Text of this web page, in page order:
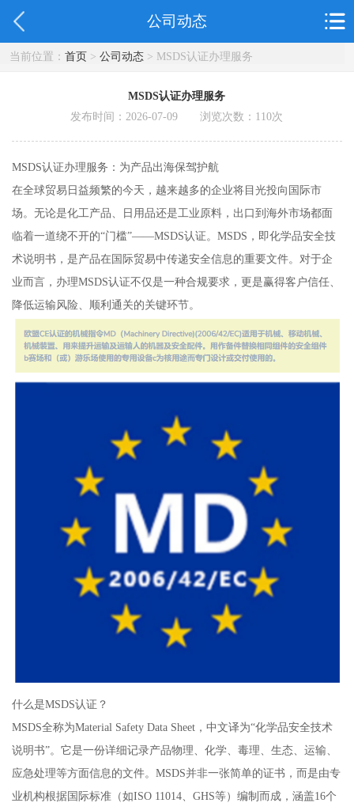
公司动态
当前位置： 首页> 公司动态> MSDS认证办理服务
MSDS认证办理服务
发布时间：2026-07-09 浏览次数： 110次
MSDS认证办理服务：为产品出海保驾护航
在全球贸易日益频繁的今天，越来越多的企业将目光投向国际市
场。无论是化工产品、日用品还是工业原料，出口到海外市场都面
临着一道绕不开的“门槛”——MSDS认证。MSDS，即化学品安全技
术说明书，是产品在国际贸易中传递安全信息的重要文件。对于企
业而言，办理MSDS认证不仅是一种合规要求，更是赢得客户信任、
降低运输风险、顺利通关的关键环节。
什么是MSDS认证？
MSDS全称为Material Safety Data Sheet，中文译为“化学品安全技术
说明书”。它是一份详细记录产品物理、化学、毒理、生态、运输、
应急处理等方面信息的文件。MSDS并非一张简单的证书，而是由专
业机构根据国际标准（如ISO 11014、GHS等）编制而成，涵盖16个